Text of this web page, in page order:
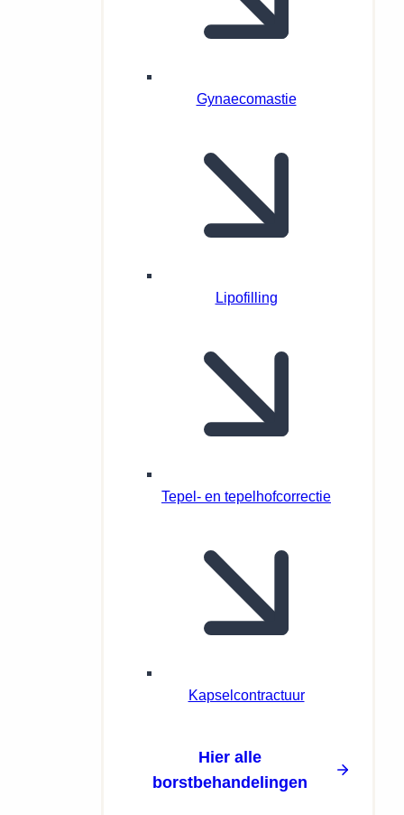
Gynaecomastie
Lipofilling
Tepel- en tepelhofcorrectie
Kapselcontractuur
Hier alle
borstbehandelingen